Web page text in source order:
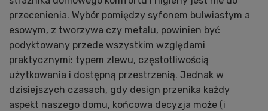
przecenienia. Wybór pomiędzy syfonem bulwiastym a
esowym, z tworzywa czy metalu, powinien być
podyktowany przede wszystkim względami
praktycznymi: typem zlewu, częstotliwością
użytkowania i dostępną przestrzenią. Jednak w
dzisiejszych czasach, gdy design przenika każdy
aspekt naszego domu, końcowa decyzja może (i